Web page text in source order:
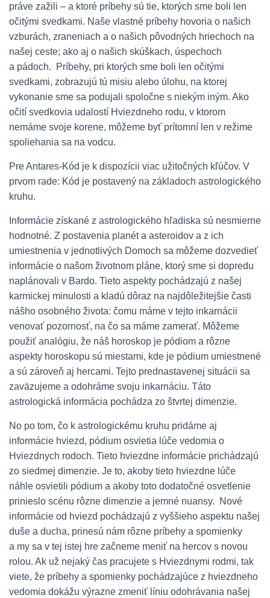
práve zažili – a ktoré príbehy sú tie, ktorých sme boli len
očitými svedkami. Naše vlastné príbehy hovoria o našich
vzburách, zraneniach a o našich pôvodných hriechoch na
našej ceste; ako aj o našich skúškach, úspechoch
a pádoch. Príbehy, pri ktorých sme boli len očitými
svedkami, zobrazujú tú misiu alebo úlohu, na ktorej
vykonanie sme sa podujali spoločne s niekým iným. Ako
očití svedkovia udalostí Hviezdneho rodu, v ktorom
nemáme svoje korene, môžeme byť prítomní len v režime
spoliehania sa na vodcu.
Pre Antares-Kód je k dispozícii viac užitočných kľúčov. V
prvom rade: Kód je postavený na základoch astrologického
kruhu.
Informácie získané z astrologického hľadiska sú nesmierne
hodnotné. Z postavenia planét a asteroidov a z ich
umiestnenia v jednotlivých Domoch sa môžeme dozvedieť
informácie o našom životnom pláne, ktorý sme si dopredu
naplánovali v Bardo. Tieto aspekty pochádzajú z našej
karmickej minulosti a kladú dôraz na najdôležitejšie časti
nášho osobného života: čomu máme v tejto inkarnácii
venovať pozornosť, na čo sa máme zamerať. Môžeme
použiť analógiu, že náš horoskop je pódiom a rôzne
aspekty horoskopu sú miestami, kde je pódium umiestnené
a sú zároveň aj hercami. Tejto prednastavenej situácii sa
zaväzujeme a odohráme svoju inkarnáciu. Táto
astrologická informácia pochádza zo štvrtej dimenzie.
No po tom, čo k astrologickému kruhu pridáme aj
informácie hviezd, pódium osvietia lúče vedomia o
Hviezdnych rodoch. Tieto hviezdne informácie prichádzajú
zo siedmej dimenzie. Je to, akoby tieto hviezdne lúče
náhle osvietili pódium a akoby toto dodatočné osvetlenie
prinieslo scénu rôzne dimenzie a jemné nuansy. Nové
informácie od hviezd pochádzajú z vyššieho aspektu našej
duše a ducha, prinesú nám rôzne príbehy a spomienky
a my sa v tej istej hre začneme meniť na hercov s novou
rolou. Ak už nejaký čas pracujete s Hviezdnymi rodmi, tak
viete, že príbehy a spomienky pochádzajúce z hviezdneho
vedomia dokážu výrazne zmeniť líniu odohrávania našej